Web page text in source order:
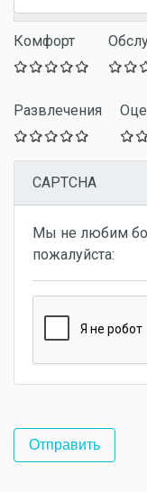
Комфорт
Развлечения
CAPTCHA
Мы не любим
пожалуйста: